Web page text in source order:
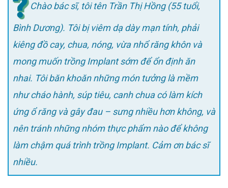
Chào bác sĩ, tôi tên Trần Thị Hồng (55 tuổi,
Bình Dương). Tôi bị viêm dạ dày mạn tính, phải
kiêng đồ cay, chua, nóng, vừa nhổ răng khôn và
mong muốn trồng Implant sớm để ổn định ăn
nhai. Tôi băn khoăn những món tưởng là mềm
như cháo hành, súp tiêu, canh chua có làm kích
ứng ổ răng và gây đau – sưng nhiều hơn không, và
nên tránh những nhóm thực phẩm nào để không
làm chậm quá trình trồng Implant. Cảm ơn bác sĩ
nhiều.